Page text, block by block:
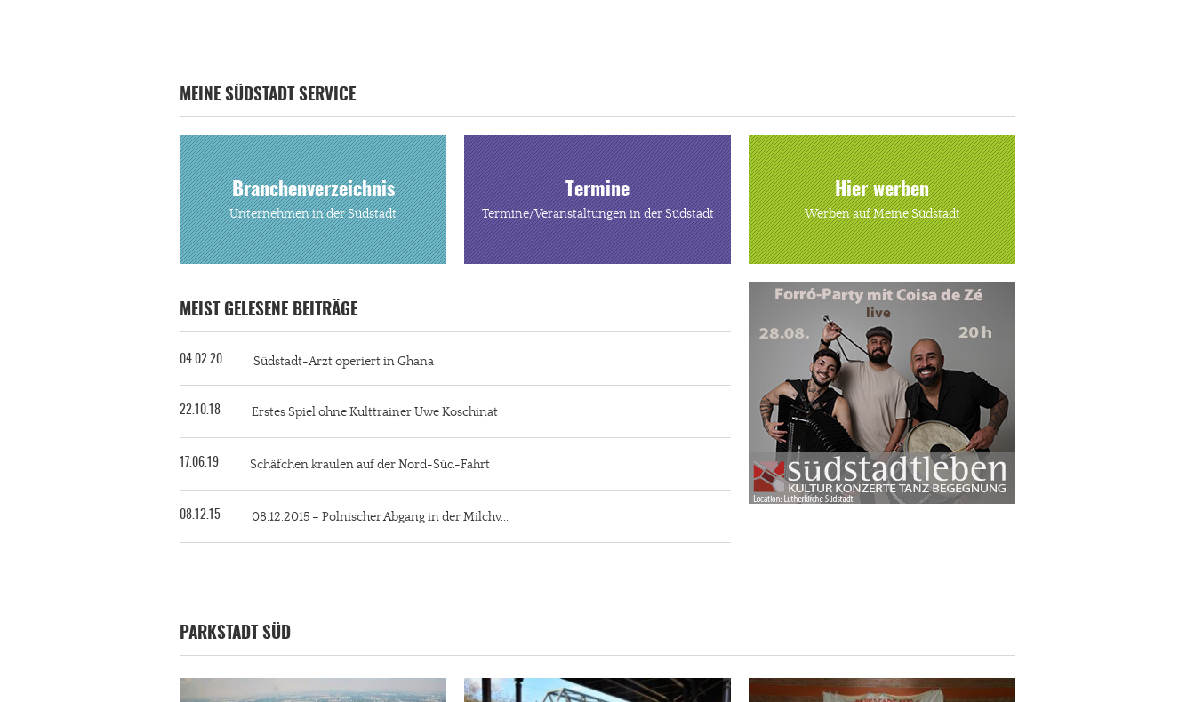
MEINE SÜDSTADT SERVICE
Branchenverzeichnis
Unternehmen in der Südstadt
Termine
Termine/Veranstaltungen in der Südstadt
Hier werben
Werben auf Meine Südstadt
MEIST GELESENE BEITRÄGE
04.02.20 Südstadt-Arzt operiert in Ghana
22.10.18 Erstes Spiel ohne Kulttrainer Uwe Koschinat
17.06.19 Schäfchen kraulen auf der Nord-Süd-Fahrt
08.12.15 08.12.2015 – Polnischer Abgang in der Milchv...
PARKSTADT SÜD